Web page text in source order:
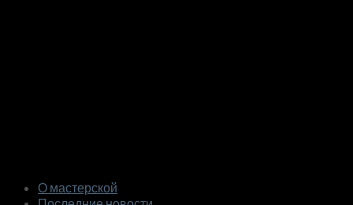
О мастерской